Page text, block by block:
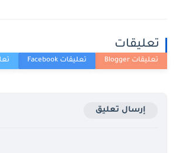
تعليقات
إرسال تعليق